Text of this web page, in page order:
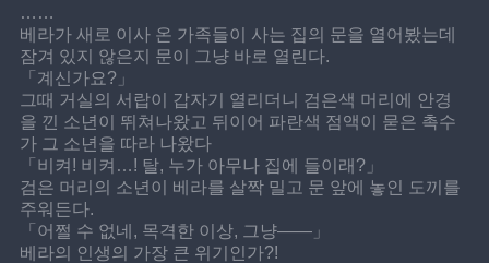
……
베라가 새로 이사 온 가족들이 사는 집의 문을 열어봤는데
잠겨 있지 않은지 문이 그냥 바로 열린다.
「계신가요?」
그때 거실의 서랍이 갑자기 열리더니 검은색 머리에 안경
을 낀 소년이 뛰쳐나왔고 뒤이어 파란색 점액이 묻은 촉수
가 그 소년을 따라 나왔다
「비켜! 비켜…! 탈, 누가 아무나 집에 들이래?」
검은 머리의 소년이 베라를 살짝 밀고 문 앞에 놓인 도끼를
주워든다.
「어쩔 수 없네, 목격한 이상, 그냥——」
베라의 인생의 가장 큰 위기인가?!